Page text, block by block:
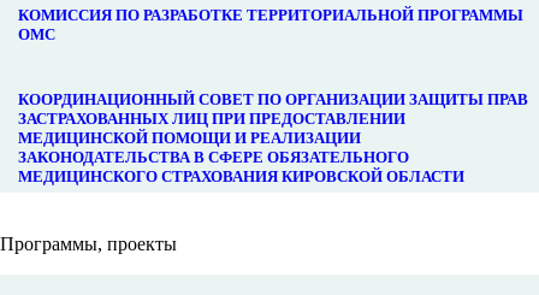
КОМИССИЯ ПО РАЗРАБОТКЕ ТЕРРИТОРИАЛЬНОЙ ПРОГРАММЫ
ОМС
КООРДИНАЦИОННЫЙ СОВЕТ ПО ОРГАНИЗАЦИИ ЗАЩИТЫ ПРАВ
ЗАСТРАХОВАННЫХ ЛИЦ ПРИ ПРЕДОСТАВЛЕНИИ
МЕДИЦИНСКОЙ ПОМОЩИ И РЕАЛИЗАЦИИ
ЗАКОНОДАТЕЛЬСТВА В СФЕРЕ ОБЯЗАТЕЛЬНОГО
МЕДИЦИНСКОГО СТРАХОВАНИЯ КИРОВСКОЙ ОБЛАСТИ
Программы, проекты